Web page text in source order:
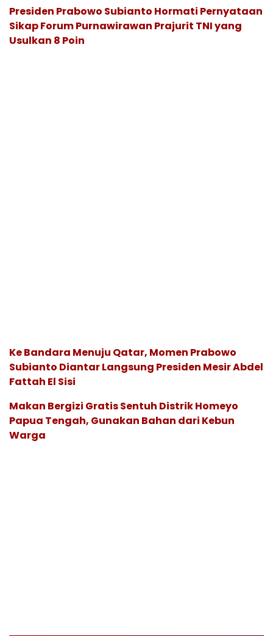
Presiden Prabowo Subianto Hormati Pernyataan
Sikap Forum Purnawirawan Prajurit TNI yang
Usulkan 8 Poin
Ke Bandara Menuju Qatar, Momen Prabowo
Subianto Diantar Langsung Presiden Mesir Abdel
Fattah El Sisi
Makan Bergizi Gratis Sentuh Distrik Homeyo
Papua Tengah, Gunakan Bahan dari Kebun
Warga